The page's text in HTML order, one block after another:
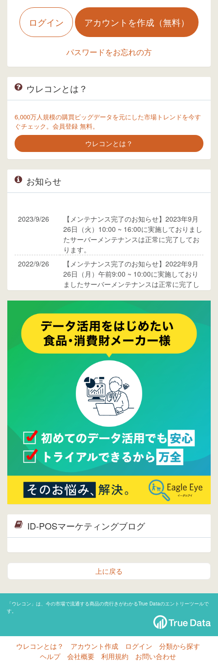
ログイン アカウントを作成（無料）
パスワードをお忘れの方
ウレコンとは？
6,000万人規模の購買ビッグデータを元にした市場トレンドを今す
ぐチェック。会員登録 無料。
ウレコンとは？
お知らせ
2023/9/26
【メンテナンス完了のお知らせ】2023年9月
26日（火）10:00 ~ 16:00に実施しておりまし
たサーバーメンテナンスは正常に完了してお
ります。
2022/9/26
【メンテナンス完了のお知らせ】2022年9月
26日（月）午前9:00 ~ 10:00に実施しており
ましたサーバーメンテナンスは正常に完了し
ご覧ください。
2015/10/19
ウレコンのサイト機能を大幅バージョンアッ
プ。詳細はこちら。⇒告知ページへ
2015/09/28
ウレコンが機能拡充し、サイトリニューアル
しました。⇒
ウレコンFacebook
Facebookページを開設しました。詳細は
ら。
ウレコンサイトリリースしました。
ID-POSマーケティングブログ
上に戻る
「ウレコン」は、今の市場で流通する商品の売行きがわかるTrue Dataのエントリーツールで
す。
ウレコンとは？ アカウント作成 ログイン
分類から探す
ヘルプ
会社概要 利用規約 お問い合わせ